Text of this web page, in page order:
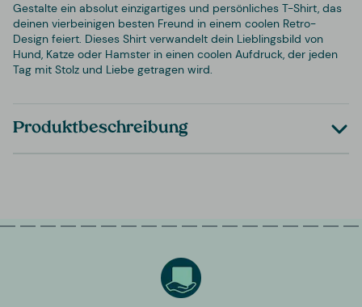
Gestalte ein absolut einzigartiges und persönliches T-Shirt, das
deinen vierbeinigen besten Freund in einem coolen Retro-
Design feiert. Dieses Shirt verwandelt dein Lieblingsbild von
Hund, Katze oder Hamster in einen coolen Aufdruck, der jeden
Tag mit Stolz und Liebe getragen wird.
Produktbeschreibung